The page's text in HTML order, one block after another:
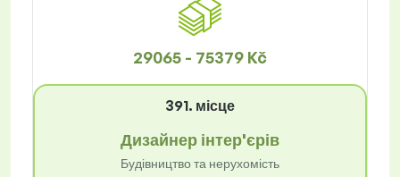
29065 - 75379 Kč
391. місце
Дизайнер інтер'єрів
Будівництво та нерухомість